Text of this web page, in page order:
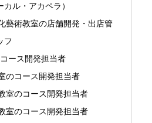
ル・アカペラ）
藝術教室の店舗開発・出店管
フ
ース開発担当者
のコース開発担当者
室のコース開発担当者
室のコース開発担当者